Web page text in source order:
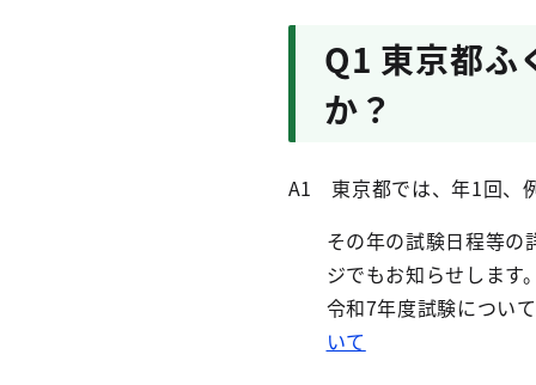
Q1 東京都ふ
か？
A1 東京都では、年1回、
その年の試験日程等
ジでもお知らせします
令和7年度試験につい
いて